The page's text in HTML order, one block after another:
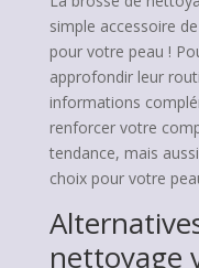
simple accessoire
pour votre peau !
approfondir leur
informations
renforcer votre
tendance, mais
choix pour votre
nettoyage